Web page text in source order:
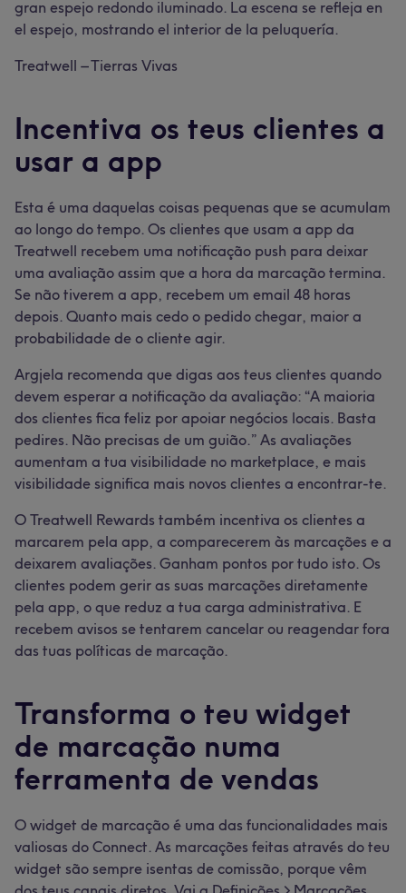
Treatwell – Tierras Vivas
Incentiva os teus clientes a
usar a app
Esta é uma daquelas coisas pequenas que se acumulam
ao longo do tempo. Os clientes que usam a app da
Treatwell recebem uma notificação push para deixar
uma avaliação assim que a hora da marcação termina.
Se não tiverem a app, recebem um email 48 horas
depois. Quanto mais cedo o pedido chegar, maior a
probabilidade de o cliente agir.
Argjela recomenda que digas aos teus clientes quando
devem esperar a notificação da avaliação: “A maioria
dos clientes fica feliz por apoiar negócios locais. Basta
pedires. Não precisas de um guião.” As avaliações
aumentam a tua visibilidade no marketplace, e mais
visibilidade significa mais novos clientes a encontrar-te.
O Treatwell Rewards também incentiva os clientes a
marcarem pela app, a comparecerem às marcações e a
deixarem avaliações. Ganham pontos por tudo isto. Os
clientes podem gerir as suas marcações diretamente
pela app, o que reduz a tua carga administrativa. E
recebem avisos se tentarem cancelar ou reagendar fora
das tuas políticas de marcação.
Transforma o teu widget
de marcação numa
ferramenta de vendas
O widget de marcação é uma das funcionalidades mais
valiosas do Connect. As marcações feitas através do teu
widget são sempre isentas de comissão, porque vêm